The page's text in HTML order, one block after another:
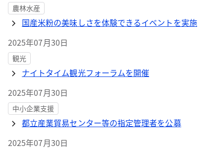
農林水産
国産米粉の美味しさを体験できるイベントを実施
2025年07月30日
観光
ナイトタイム観光フォーラムを開催
2025年07月30日
中小企業支援
都立産業貿易センター等の指定管理者を公募
2025年07月30日